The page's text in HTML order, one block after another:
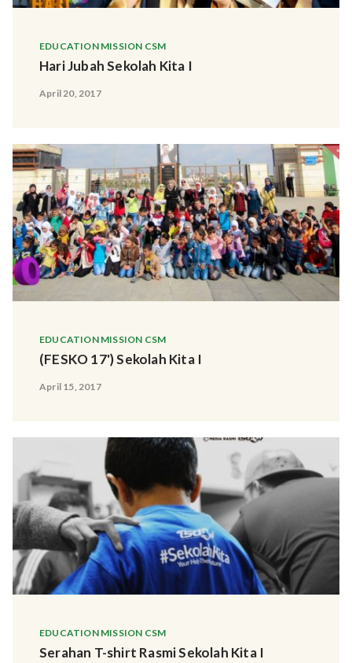
EDUCATION MISSION CSM
Hari Jubah Sekolah Kita I
April 20, 2017
EDUCATION MISSION CSM
(FESKO 17') Sekolah Kita I
April 15, 2017
EDUCATION MISSION CSM
Serahan T-shirt Rasmi Sekolah Kita I